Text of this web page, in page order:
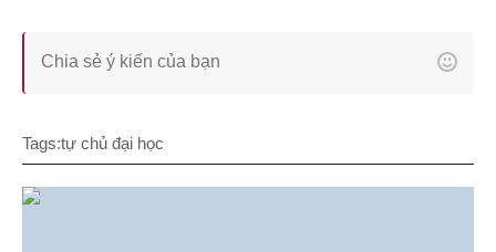
Tags:tự chủ đại học